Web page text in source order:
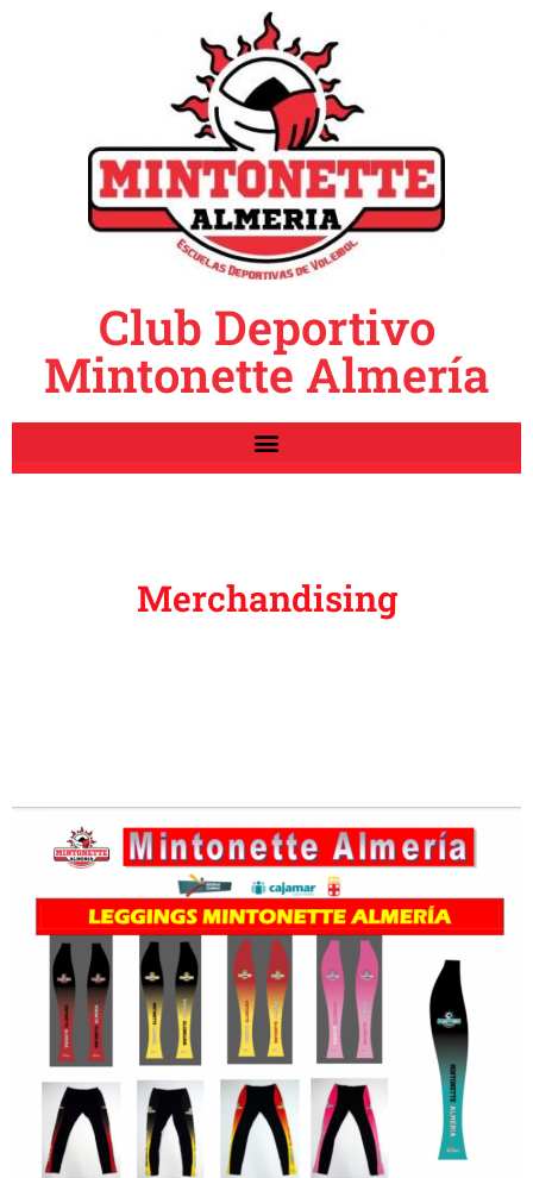
Club Deportivo
Mintonette Almería
Merchandising